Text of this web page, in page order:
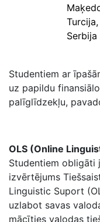
Turcija,
Serbija
Studentiem ar
uz papildu
palīglīdzekļu,
OLS (Online
Studentiem obligāti
izvērtējums
Linguistic Suport
uzlabot savas
mācīties valodas